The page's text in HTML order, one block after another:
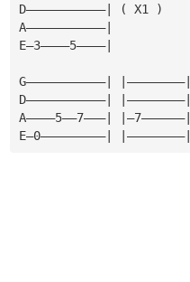
D———————————| ( X1 )
A———————————|
E—3————5————|
G———————————| |————————|
D———————————| |————————|
A————5——7———| |—7——————|
E—0—————————| |————————|